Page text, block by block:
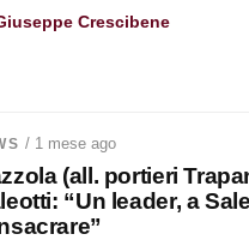
Crescibene
/ 1 mese ago
(all. portieri
“Un leader, a